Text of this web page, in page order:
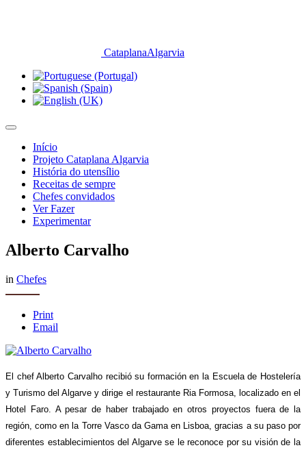
CataplanaAlgarvia
Início
Projeto Cataplana Algarvia
História do utensílio
Receitas de sempre
Chefes convidados
Ver Fazer
Experimentar
Alberto Carvalho
in Chefes
Print
Email
El chef Alberto Carvalho recibió su formación en la Escuela de Hostelería
y Turismo del Algarve y dirige el restaurante Ria Formosa, localizado en el
Hotel Faro. A pesar de haber trabajado en otros proyectos fuera de la
región, como en la Torre Vasco da Gama en Lisboa, gracias a su paso por
diferentes establecimientos del Algarve se le reconoce por su visión de la